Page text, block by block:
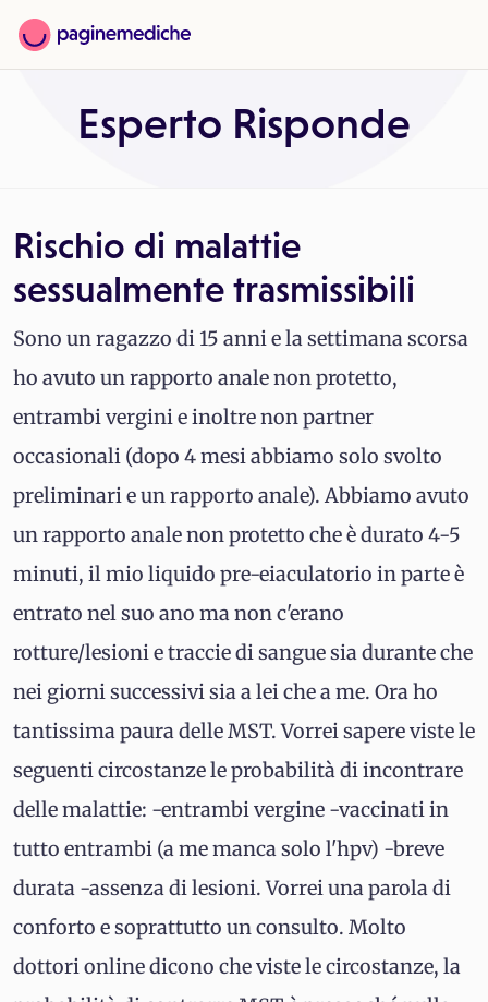
Esperto Risponde
Rischio di malattie
sessualmente trasmissibili
Sono un ragazzo di 15 anni e la settimana scorsa
ho avuto un rapporto anale non protetto,
entrambi vergini e inoltre non partner
occasionali (dopo 4 mesi abbiamo solo svolto
preliminari e un rapporto anale). Abbiamo avuto
un rapporto anale non protetto che è durato 4-5
minuti, il mio liquido pre-eiaculatorio in parte è
entrato nel suo ano ma non c'erano
rotture/lesioni e traccie di sangue sia durante che
nei giorni successivi sia a lei che a me. Ora ho
tantissima paura delle MST. Vorrei sapere viste le
seguenti circostanze le probabilità di incontrare
delle malattie: -entrambi vergine -vaccinati in
tutto entrambi (a me manca solo l'hpv) -breve
durata -assenza di lesioni. Vorrei una parola di
conforto e soprattutto un consulto. Molto
dottori online dicono che viste le circostanze, la